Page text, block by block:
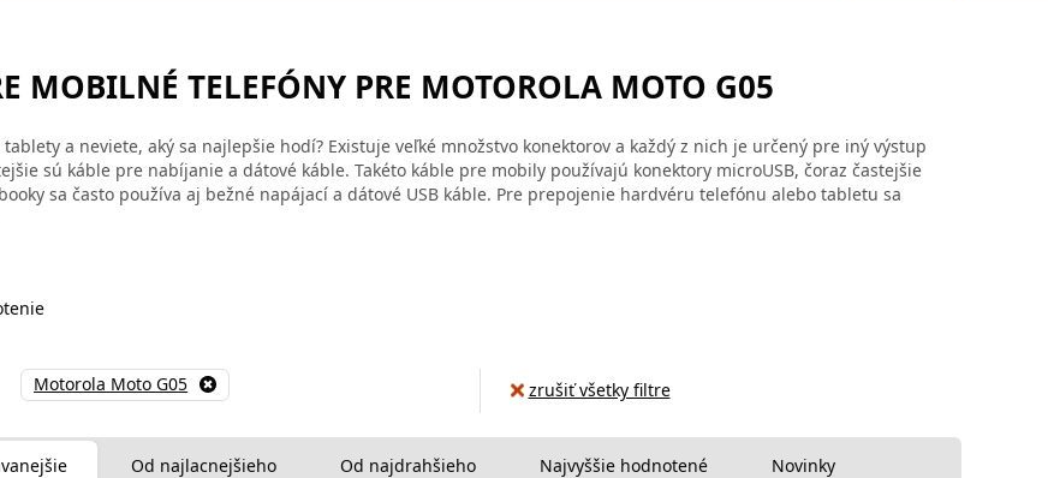
MOBILNÉ TELEFÓNY PRE MOTOROLA MOTO G05
a neviete, aký sa najlepšie hodí? Existuje veľké množstvo konektorov a každý z nich je určený pre iný výstup
sú káble pre nabíjanie a dátové káble. Takéto káble pre mobily používajú konektory microUSB, čoraz častejšie
sa často používa aj bežné napájací a dátové USB káble. Pre prepojenie hardvéru telefónu alebo tabletu sa
Motorola Moto G05 zrušiť všetky filtre
Od najlacnejšieho Od najdrahšieho Najvyššie hodnotené Novinky